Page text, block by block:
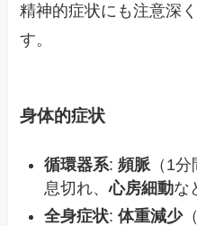
精神的症状にも注意深
す。
身体的症状
循環器系:頻脈（1分
息切れ、心房細動な
全身症状:体重減少